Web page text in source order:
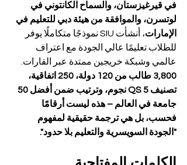
في قيرغيزستان، والسماح الكانتوني في
لوتسرن، والموافقة من هيئة دبي للتعليم في
الإمارات
، أنشأت SIU نموذجًا متكاملًا يوفر
للطلاب تعليمًا عالي الجودة مع اعتراف
عالمي وشبكة خريجين ممتدة عبر القارات.
3,800 طالب من 120 دولة، 250 اتفاقية،
جامعة في العالم – هذه ليست أرقامًا
فحسب، بل هي ترجمة حقيقية لمفهوم
"الجودة السويسرية والتعليم بلا حدود".